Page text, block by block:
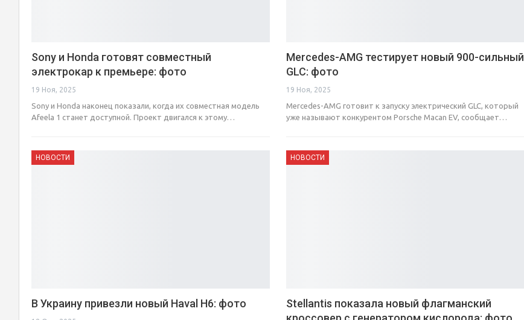
Sony и Honda готовят совместный
электрокар к премьере: фото
19 Ноя, 2025
Sony и Honda наконец показали, когда их совместная модель
Afeela 1 станет доступной. Проект двигался к этому…
Mercedes-AMG тестирует новый 900-сильный
GLC: фото
19 Ноя, 2025
Mercedes-AMG готовит к запуску электрический GLC, который
уже называют конкурентом Porsche Macan EV, сообщает…
НОВОСТИ
В Украину привезли новый Haval H6: фото
НОВОСТИ
Stellantis показала новый флагманский